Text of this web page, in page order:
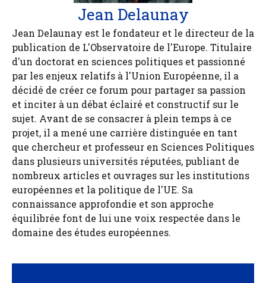
Jean Delaunay
Jean Delaunay est le fondateur et le directeur de la
publication de L'Observatoire de l'Europe. Titulaire
d'un doctorat en sciences politiques et passionné
par les enjeux relatifs à l'Union Européenne, il a
décidé de créer ce forum pour partager sa passion
et inciter à un débat éclairé et constructif sur le
sujet. Avant de se consacrer à plein temps à ce
projet, il a mené une carrière distinguée en tant
que chercheur et professeur en Sciences Politiques
dans plusieurs universités réputées, publiant de
nombreux articles et ouvrages sur les institutions
européennes et la politique de l'UE. Sa
connaissance approfondie et son approche
équilibrée font de lui une voix respectée dans le
domaine des études européennes.